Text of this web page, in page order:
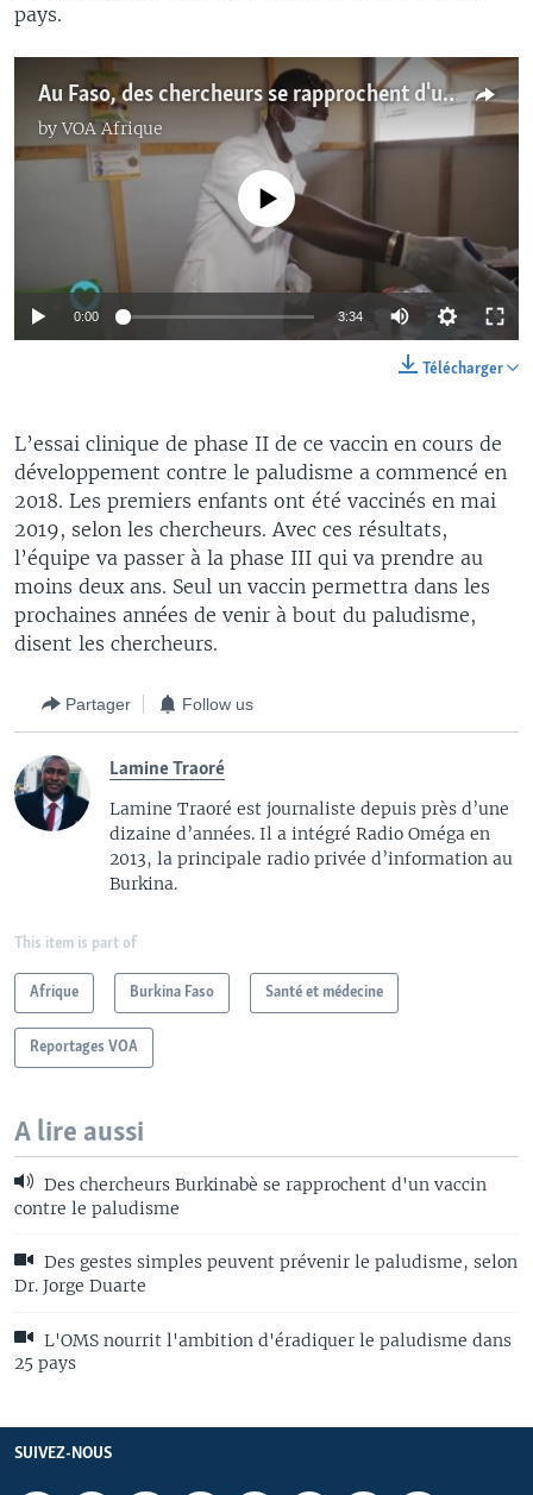
pays.
Au Faso, des chercheurs se rapprochent d'un vaccin contre le paludisme
byVOA Afrique
No media source currently available
0:00 3:34
Télécharger
L’essai clinique de phase II de ce vaccin en cours de
développement contre le paludisme a commencé en
2018. Les premiers enfants ont été vaccinés en mai
2019, selon les chercheurs. Avec ces résultats,
l’équipe va passer à la phase III qui va prendre au
moins deux ans. Seul un vaccin permettra dans les
prochaines années de venir à bout du paludisme,
disent les chercheurs.
Partager Follow us
Lamine Traoré
Lamine Traoré est journaliste depuis près d’une
dizaine d’années. Il a intégré Radio Oméga en
2013, la principale radio privée d’information au
Burkina.
This item is part of
Afrique Burkina Faso Santé et médecine
Reportages VOA
A lire aussi
Des chercheurs Burkinabè se rapprochent d'un vaccin
contre le paludisme
Des gestes simples peuvent prévenir le paludisme, selon
Dr. Jorge Duarte
L'OMS nourrit l'ambition d'éradiquer le paludisme dans
25 pays
SUIVEZ-NOUS